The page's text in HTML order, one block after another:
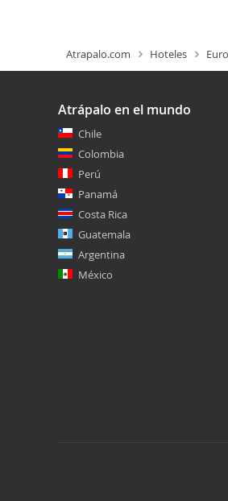
Atrapalo.com Hoteles
Atrápalo en el mundo
Chile
Colombia
Perú
Panamá
Costa Rica
Guatemala
Argentina
México